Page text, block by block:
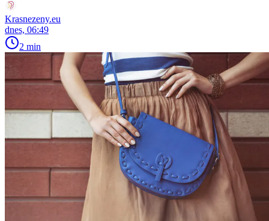
Krasnezeny.eu
dnes, 06:49
2 min